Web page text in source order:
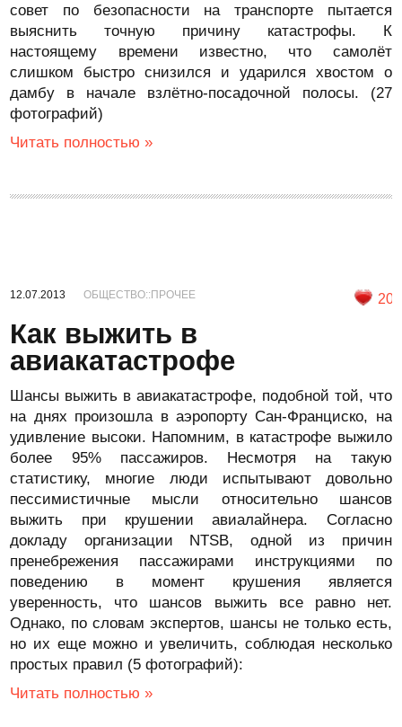
совет по безопасности на транспорте пытается
выяснить точную причину катастрофы. К
настоящему времени известно, что самолёт
слишком быстро снизился и ударился хвостом о
дамбу в начале взлётно-посадочной полосы. (27
фотографий)
Читать полностью »
12.07.2013 ОБЩЕСТВО::ПРОЧЕЕ 20
Как выжить в
авиакатастрофе
Шансы выжить в авиакатастрофе, подобной той, что
на днях произошла в аэропорту Сан-Франциско, на
удивление высоки. Напомним, в катастрофе выжило
более 95% пассажиров. Несмотря на такую
статистику, многие люди испытывают довольно
пессимистичные мысли относительно шансов
выжить при крушении авиалайнера. Согласно
докладу организации NTSB, одной из причин
пренебрежения пассажирами инструкциями по
поведению в момент крушения является
уверенность, что шансов выжить все равно нет.
Однако, по словам экспертов, шансы не только есть,
но их еще можно и увеличить, соблюдая несколько
простых правил (5 фотографий):
Читать полностью »